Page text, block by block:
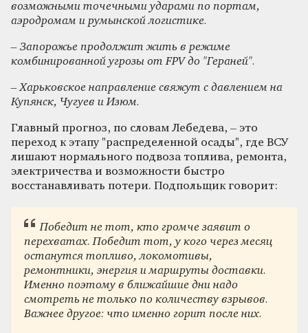
возможными точечными ударами по портам,
аэродромам и румынской логистике.
– Запорожье продолжит жить в режиме
комбинированной угрозы от FPV до "Гераней".
– Харьковское направление свяжут с давлением на
Купянск, Чугуев и Изюм.
Главный прогноз, по словам Лебедева, – это
переход к этапу "распределенной осады", где ВСУ
лишают нормального подвоза топлива, ремонта,
электричества и возможности быстро
восстанавливать потери. Подпольщик говорит:
Победит не тот, кто громче заявит о
перехватах. Победит тот, у кого через месяц
останутся топливо, локомотивы,
ремонтники, энергия и маршруты доставки.
Именно поэтому в ближайшие дни надо
смотреть не только по количеству взрывов.
Важнее другое: что именно горит после них.